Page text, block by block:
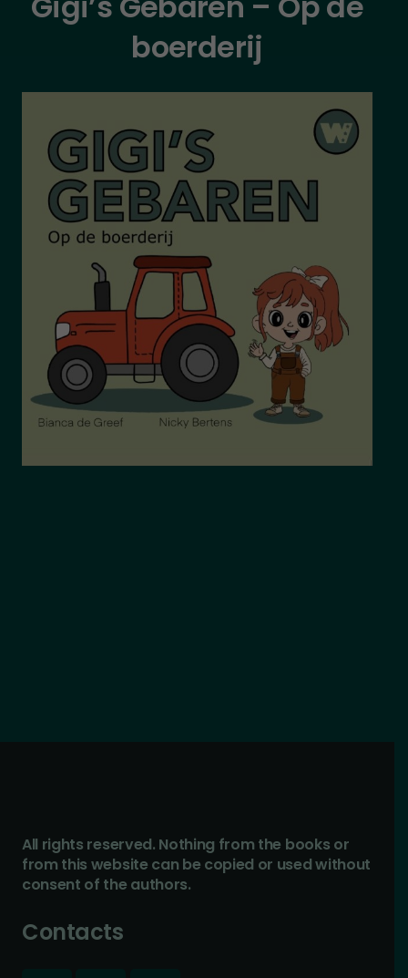
boerderij
All rights reserved. Nothing from the books or
from this website can be copied or used without
consent of the authors.
Contacts